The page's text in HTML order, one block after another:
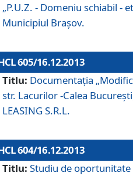
„P.U.Z. - Domeniu schiabil -
Municipiul Braşov.
605/16.12.2013
Titlu: Documentaţia
str. Lacurilor -Calea
LEASING S.R.L.
604/16.12.2013
Titlu: Studiu de